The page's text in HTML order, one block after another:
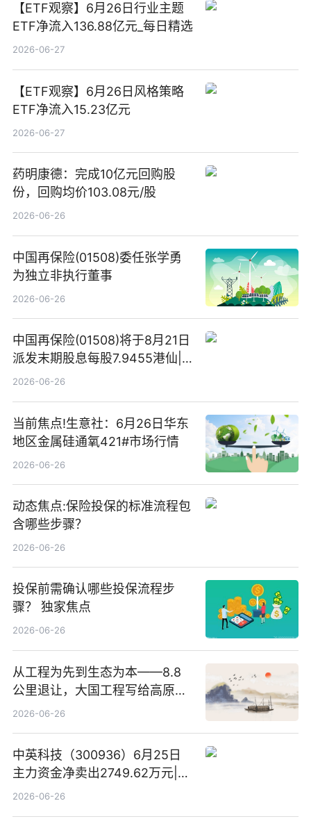
【ETF观察】6月26日行业主题
ETF净流入136.88亿元_每日精选
2026-06-27
【ETF观察】6月26日风格策略
ETF净流入15.23亿元
2026-06-27
药明康德：完成10亿元回购股
份，回购均价103.08元/股
2026-06-26
中国再保险(01508)委任张学勇
为独立非执行董事
2026-06-26
中国再保险(01508)将于8月21日
派发末期股息每股7.9455港仙|
看点
2026-06-26
当前焦点!生意社：6月26日华东
地区金属硅通氧421#市场行情
2026-06-26
动态焦点:保险投保的标准流程包
含哪些步骤？
2026-06-26
投保前需确认哪些投保流程步
骤？ 独家焦点
2026-06-26
从工程为先到生态为本——8.8
公里退让，大国工程写给高原生
灵的温柔情书
2026-06-26
中英科技（300936）6月25日
主力资金净卖出2749.62万元|每
日速看
2026-06-26